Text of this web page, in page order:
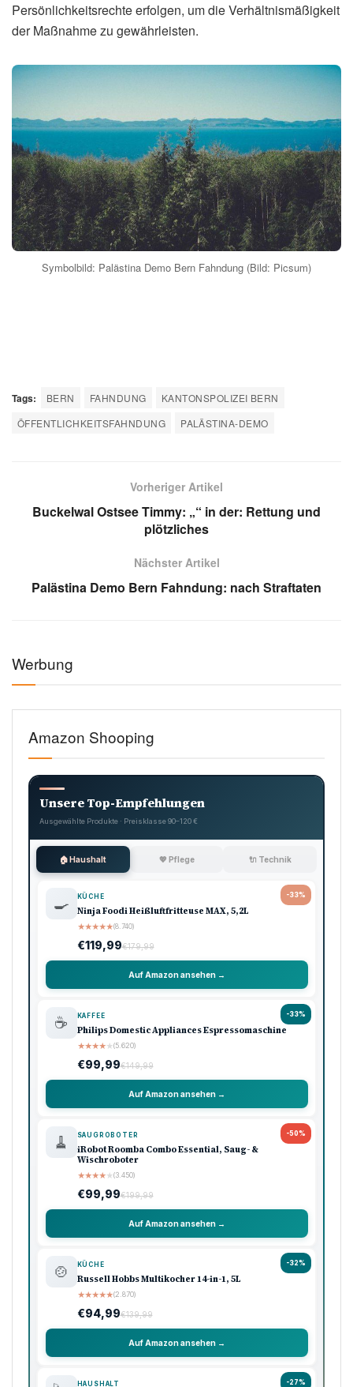
Persönlichkeitsrechte erfolgen, um die Verhältnismäßigkeit
der Maßnahme zu gewährleisten.
Symbolbild: Palästina Demo Bern Fahndung (Bild: Picsum)
Tags: BERN FAHNDUNG
KANTONSPOLIZEI BERN
ÖFFENTLICHKEITSFAHNDUNG
PALÄSTINA-DEMO
Vorheriger Artikel
Buckelwal Ostsee Timmy: „“ in der: Rettung und
plötzliches
Nächster Artikel
Palästina Demo Bern Fahndung: nach Straftaten
Werbung
Amazon Shooping
Unsere Top-Empfehlungen
Ausgewählte Produkte · Preisklasse 90–120 €
🏠 Haushalt 💖 Pflege 🔌 Technik
-33%
🍳 KÜCHE
Ninja Foodi Heißluftfritteuse MAX, 5,2L
★★★★★(8.740)
€119,99€179,99
Auf Amazon ansehen →
-33%
☕ KAFFEE
Philips Domestic Appliances Espressomaschine
★★★★★(5.620)
€99,99€149,99
Auf Amazon ansehen →
-50%
🧹 SAUGROBOTER
iRobot Roomba Combo Essential, Saug- &
Wischroboter
★★★★★(3.450)
€99,99€199,99
Auf Amazon ansehen →
-32%
🍲 KÜCHE
Russell Hobbs Multikocher 14-in-1, 5L
★★★★★(2.870)
€94,99€139,99
Auf Amazon ansehen →
-27%
HAUSHALT